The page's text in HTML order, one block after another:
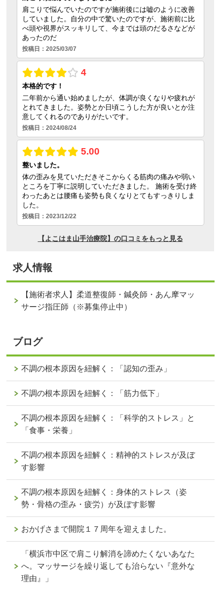
求人情報
【施術者求人】柔道整復師・鍼灸師・あん摩マッ
サージ指圧師（※募集停止中）
ブログ
不調の根本原因を紐解く：「認知の歪み」
不調の根本原因を紐解く：「筋力低下」
不調の根本原因を紐解く：「科学的ストレス」と
「食事・栄養」
不調の根本原因を紐解く：精神的ストレスが及ぼ
す影響
不調の根本原因を紐解く：身体的ストレス（姿
勢・骨格の歪み・疲労）が及ぼす影響
おかげさまで開院１７周年を迎えました。
「横浜市中区で肩こり解消を諦めたくないあなた
へ。マッサージを繰り返しても治らない『意外な
理由』」